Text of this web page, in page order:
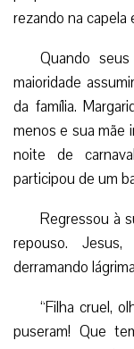
rezando na capela
Quando
maioridade
da família.
menos e sua mãe
noite de
participou de um
Regressou à
repouso. Jesus,
derramando
“Filha cruel,
puseram! Que